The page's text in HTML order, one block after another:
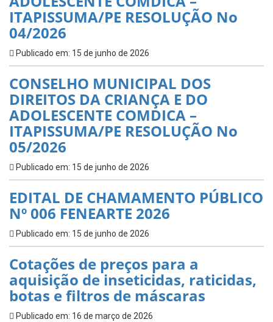
ITAPISSUMA/PE RESOLUÇÃO No
04/2026
Publicado em: 15 de junho de 2026
CONSELHO MUNICIPAL DOS
DIREITOS DA CRIANÇA E DO
ADOLESCENTE COMDICA –
ITAPISSUMA/PE RESOLUÇÃO No
05/2026
Publicado em: 15 de junho de 2026
EDITAL DE CHAMAMENTO PÚBLICO
Nº 006 FENEARTE 2026
Publicado em: 15 de junho de 2026
Cotações de preços para a
aquisição de inseticidas, raticidas,
botas e filtros de máscaras
Publicado em: 16 de março de 2026